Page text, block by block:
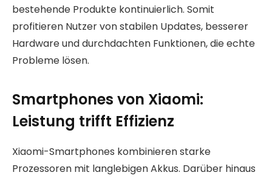
bestehende Produkte kontinuierlich. Somit
profitieren Nutzer von stabilen Updates, besserer
Hardware und durchdachten Funktionen, die echte
Probleme lösen.
Smartphones von Xiaomi:
Leistung trifft Effizienz
Xiaomi-Smartphones kombinieren starke
Prozessoren mit langlebigen Akkus. Darüber hinaus